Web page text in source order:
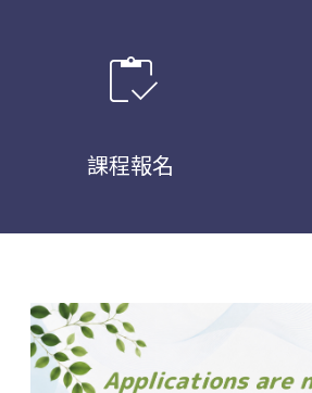
inventory
課程報名